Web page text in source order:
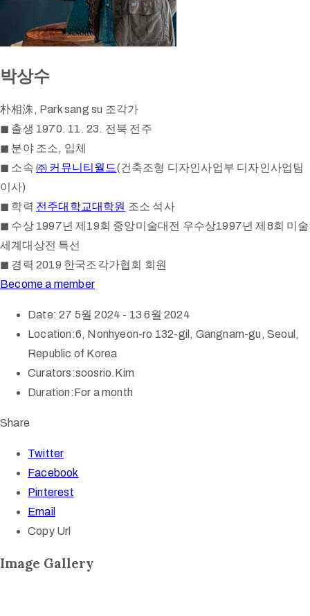
박상수
朴相洙, Park sang su 조각가
◼ 출생 1970. 11. 23. 전북 전주
◼ 분야 조소, 입체
◼ 소속㈜ 커뮤니티월드(건축조형 디자인사업부 디자인사업팀
이사)
◼ 학력 전주대학교대학원 조소 석사
◼ 수상 1997년 제19회 중앙미술대전 우수상1997년 제8회 미술
세계대상전 특선
◼ 경력 2019 한국조각가협회 회원
Become a member
Date: 27 5월 2024 - 13 6월 2024
Location:6, Nonhyeon-ro 132-gil, Gangnam-gu, Seoul,
Republic of Korea
Curators:soosrio.Kim
Duration:For a month
Share
Twitter
Facebook
Pinterest
Email
Copy Url
Image Gallery